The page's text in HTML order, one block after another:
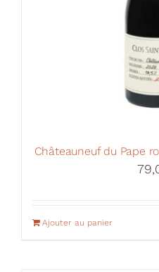
Châteauneuf du Pape
Ajouter au panier